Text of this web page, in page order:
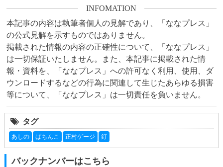
INFOMATION
本記事の内容は執筆者個人の見解であり、「ななプレス」
の公式見解を示すものではありません。
掲載された情報の内容の正確性について、「ななプレス」
は一切保証いたしません。また、本記事に掲載された情
報・資料を、「ななプレス」への許可なく利用、使用、ダ
ウンロードするなどの行為に関連して生じたあらゆる損害
等について、「ななプレス」は一切責任を負いません。
タグ
あしの ぱちんこ 正村ゲージ 釘
バックナンバーはこちら